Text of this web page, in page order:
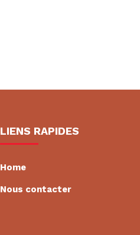
LIENS RAPIDES
Home
Nous contacter